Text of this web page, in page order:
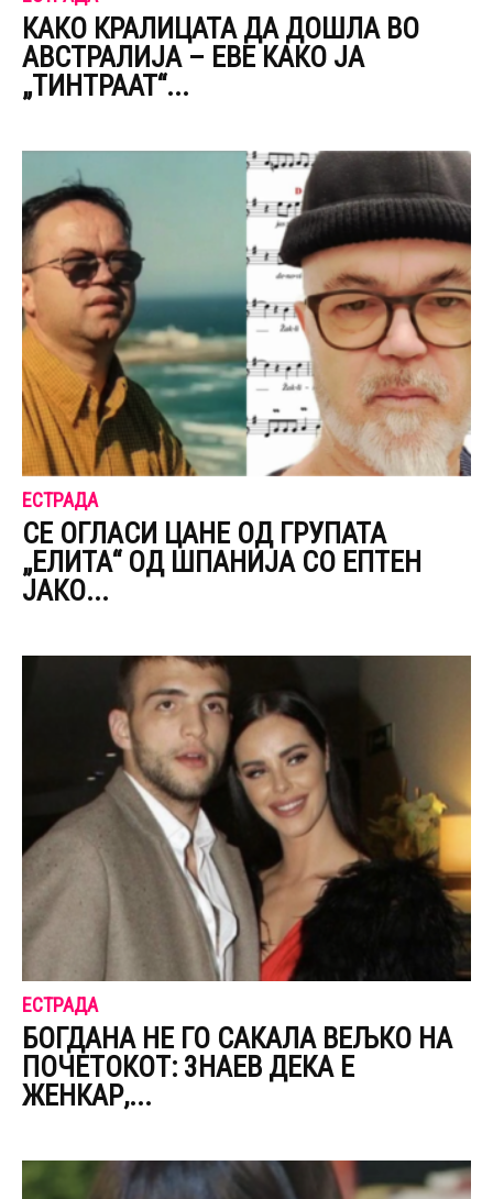
КАКО КРАЛИЦАТА ДА ДОШЛА ВО
АВСТРАЛИЈА – ЕВЕ КАКО ЈА
„ТИНТРААТ“...
ЕСТРАДА
CЕ ОГЛАСИ ЦАНЕ ОД ГРУПАТА
„ЕЛИТА“ ОД ШПАНИЈА CО ЕПТЕН
ЈАКО...
ЕСТРАДА
БОГДАНА НЕ ГО САКАЛА ВЕЉКО НА
ПОЧЕТОКОТ: 3НАЕВ ДЕКА Е
ЖЕНКАР,...